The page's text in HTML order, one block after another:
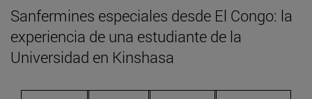
Sanfermines especiales desde El Congo: la
experiencia de una estudiante de la
Universidad en Kinshasa